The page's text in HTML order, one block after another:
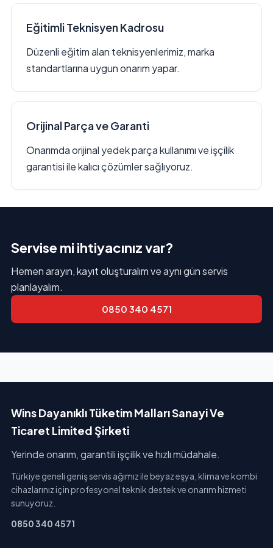
Eğitimli Teknisyen Kadrosu
Düzenli eğitim alan teknisyenlerimiz, marka
standartlarına uygun onarım yapar.
Orijinal Parça ve Garanti
Onarımda orijinal yedek parça kullanımı ve işçilik
garantisi ile kalıcı çözümler sağlıyoruz.
Servise mi ihtiyacınız var?
Hemen arayın, kayıt oluşturalım ve aynı gün servis
planlayalım.
0850 340 4571
Wins Dayanıklı Tüketim Malları Sanayi Ve
Ticaret Limited Şirketi
Yerinde onarım, garantili işçilik ve hızlı müdahale.
Türkiye geneli geniş servis ağımız ile beyaz eşya, klima ve kombi
cihazlarınız için profesyonel teknik destek ve onarım hizmeti
sunuyoruz.
0850 340 4571